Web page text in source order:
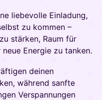
liebevolle Einladung,
zu kommen –
stärken, Raum für
Energie zu tanken.
deinen
während sanfte
Verspannungen